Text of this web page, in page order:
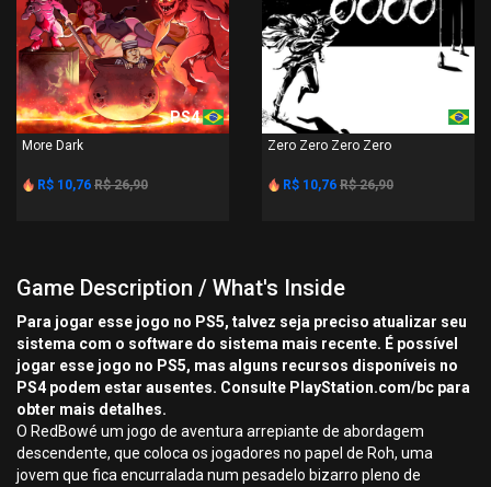
PS4
More Dark
R$ 10,76 R$ 26,90
Zero Zero Zero Zero
R$ 10,76 R$ 26,90
Game Description / What's Inside
Para jogar esse jogo no PS5, talvez seja preciso atualizar seu
sistema com o software do sistema mais recente. É possível
jogar esse jogo no PS5, mas alguns recursos disponíveis no
PS4 podem estar ausentes. Consulte PlayStation.com/bc para
obter mais detalhes.
O RedBowé um jogo de aventura arrepiante de abordagem
descendente, que coloca os jogadores no papel de Roh, uma
jovem que fica encurralada num pesadelo bizarro pleno de